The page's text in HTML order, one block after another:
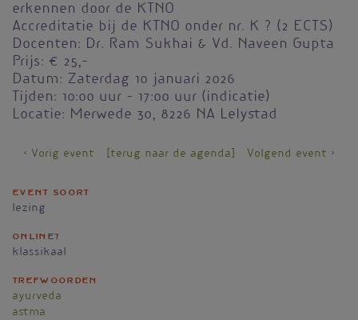
erkennen door de KTNO
Accreditatie bij de KTNO onder nr. K ? (2 ECTS)
Docenten: Dr. Ram Sukhai & Vd. Naveen Gupta
Prijs: € 25,-
Datum: Zaterdag 10 januari 2026
Tijden: 10:00 uur – 17:00 uur (indicatie)
Locatie: Merwede 30, 8226 NA Lelystad
< Vorig event [terug naar de agenda] Volgend event >
Event soort
lezing
Online?
klassikaal
Trefwoorden
ayurveda
astma